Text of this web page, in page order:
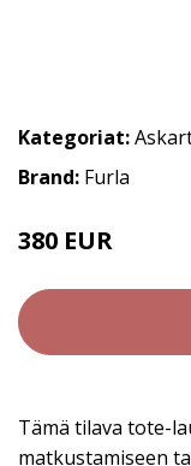
Kategoriat:
Brand: Furla
380 EUR
Tämä tilava tote-
matkustamiseen